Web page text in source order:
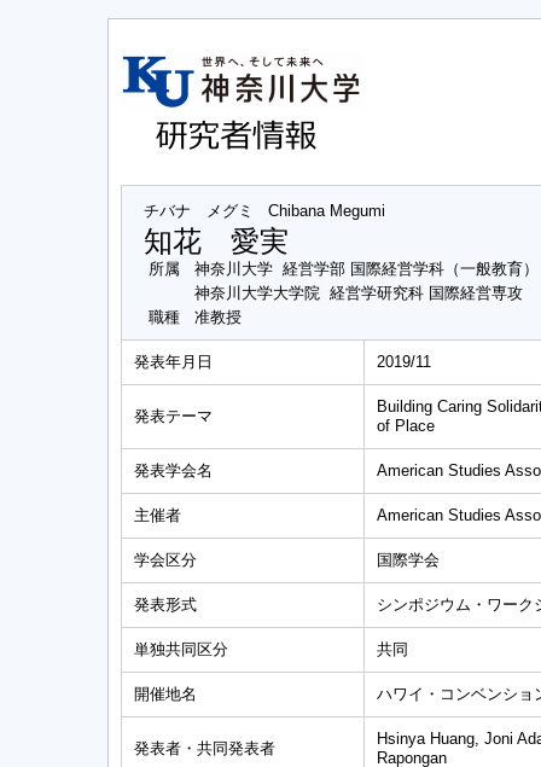
チバナ メグミ Chibana Megumi
知花 愛実
所属
神奈川大学 経営学部 国際経営学科（一般教育）
神奈川大学大学院 経営学研究科 国際経営専攻
職種
准教授
発表年月日 2019/11
発表テーマ
Building Caring
of Place
発表学会名 American Studies
主催者 American Studies
学会区分 国際学会
発表形式 シンポジウム・ワーク
単独共同区分 共同
開催地名 ハワイ・コンベンショ
発表者・共同発表者
Hsinya Huang, Joni
Rapongan